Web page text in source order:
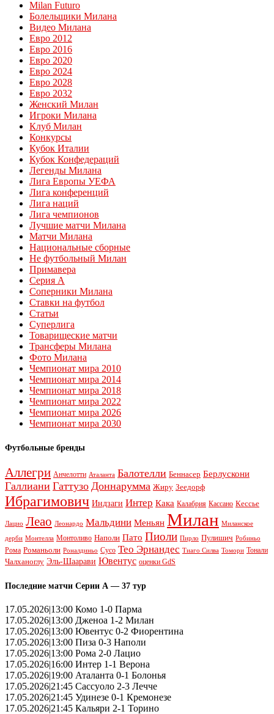
Milan Futuro
Болельщики Милана
Видео Милана
Евро 2012
Евро 2016
Евро 2020
Евро 2024
Евро 2028
Евро 2032
Женский Милан
Игроки Милана
Клуб Милан
Конкурсы
Кубок Италии
Кубок Конфедераций
Легенды Милана
Лига Европы УЕФА
Лига конференций
Лига наций
Лига чемпионов
Лучшие матчи Милана
Матчи Милана
Национальные сборные
Не футбольный Милан
Примавера
Серия А
Соперники Милана
Ставки на футбол
Статьи
Суперлига
Товарищеские матчи
Трансферы Милана
Фото Милана
Чемпионат мира 2010
Чемпионат мира 2014
Чемпионат мира 2018
Чемпионат мира 2022
Чемпионат мира 2026
Чемпионат мира 2030
Футбольные бренды
Аллегри Анчелотти Аталанта Балотелли Беннасер Берлускони
Галлиани Гаттузо Доннарумма Жиру Зеедорф
Ибрагимович Индзаги Интер Кака Калабрия Кассано Кессье
Лацио Леао Леонардо Мальдини Меньян Милан Миланское
дерби Монтелла Монтоливо Наполи Пато Пиоли Пирло Пулишич Робиньо
Рома Романьоли Роналдиньо Сусо Тео Эрнандес Тиаго Силва Томори Тонали
Чалханоглу Эль-Шаарави Ювентус оценки GdS
Последние матчи Серии А — 37 тур
17.05.2026|13:00 Комо 1-0 Парма
17.05.2026|13:00 Дженоа 1-2 Милан
17.05.2026|13:00 Ювентус 0-2 Фиорентина
17.05.2026|13:00 Пиза 0-3 Наполи
17.05.2026|13:00 Рома 2-0 Лацио
17.05.2026|16:00 Интер 1-1 Верона
17.05.2026|19:00 Аталанта 0-1 Болонья
17.05.2026|21:45 Сассуоло 2-3 Лечче
17.05.2026|21:45 Удинезе 0-1 Кремонезе
17.05.2026|21:45 Кальяри 2-1 Торино